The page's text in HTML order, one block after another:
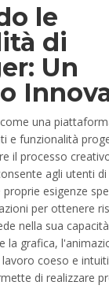
le
di
Un
una
e funzionalità
il processo
agli utenti
esigenze
per ottenere
nella sua
la grafica,
coeso e
di realizzare